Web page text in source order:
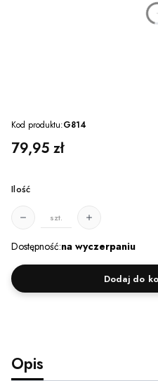
godzin
Kod produktu:G814
Cena
79,95 zł
Ilość
szt.
Dostępność:na wyczerpaniu
Dodaj do
Opis